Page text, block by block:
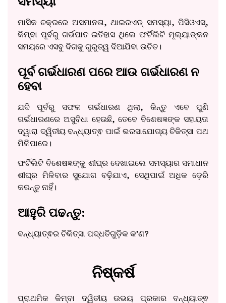
ମାସିକ ଚକ୍ରରେ ଅସମାନତା, ଥାଇରଏଡ୍ ସମସ୍ୟା, ପିସିଓଏସ୍,
କିମ୍ବା ପୂର୍ବରୁ ଗର୍ଭପାତ ଇତିହାସ ଥିଲେ ଫର୍ଟିଲିଟି ମୂଲ୍ୟାଙ୍କନ
ସମୟରେ ଏସବୁ ଦିଗକୁ ଗୁରୁତ୍ୱ ଦିଆଯିବା ଉଚିତ।
ପୂର୍ବ ଗର୍ଭଧାରଣ ପରେ ଆଉ ଗର୍ଭଧାରଣ ନ
ହେବା
ଯଦି ପୂର୍ବରୁ ସଫଳ ଗର୍ଭଧାରଣ ଥିଲା, କିନ୍ତୁ ଏବେ ପୁଣି
ଗର୍ଭଧାରଣରେ ଅସୁବିଧା ହେଉଛି, ତେବେ ବିଶେଷଜ୍ଞଙ୍କ ସହାୟତା
ଦ୍ୱାରା ଦ୍ୱିତୀୟ ବନ୍ଧ୍ୟାତ୍ଵ ପାଇଁ ଭରସାଯୋଗ୍ୟ ଚିକିତ୍ସା ପଥ
ମିଳିପାରେ।
ଫର୍ଟିଲିଟି ବିଶେଷଜ୍ଞଙ୍କୁ ଶୀଘ୍ର ଦେଖାଇଲେ ସମସ୍ୟାର ସମାଧାନ
ଶୀଘ୍ର ମିଳିବାର ସୁଯୋଗ ବଢ଼ିଯାଏ, ସେଥିପାଇଁ ଅଧିକ ଡ଼େରି
କରନ୍ତୁ ନାହିଁ।
ଆହୁରି ପଢନ୍ତୁ:
ବନ୍ଧ୍ୟାତ୍ଵର ଚିକିତ୍ସା ପଦ୍ଧତିଗୁଡ଼ିକ କ’ଣ?
ନିଷ୍କର୍ଷ
ପ୍ରାଥମିକ କିମ୍ବା ଦ୍ୱିତୀୟ ଉଭୟ ପ୍ରକାର ବନ୍ଧ୍ୟାତ୍ଵ